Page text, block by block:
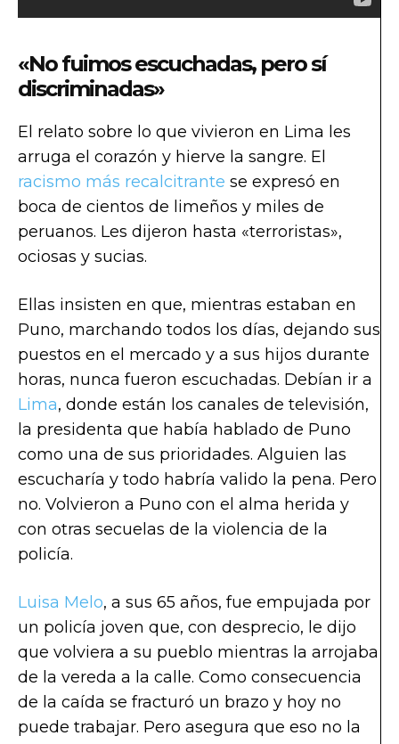
«No fuimos escuchadas, pero sí
discriminadas»
El relato sobre lo que vivieron en Lima les
arruga el corazón y hierve la sangre. El
racismo más recalcitrante se expresó en
boca de cientos de limeños y miles de
peruanos. Les dijeron hasta «terroristas»,
ociosas y sucias.
Ellas insisten en que, mientras estaban en
Puno, marchando todos los días, dejando sus
puestos en el mercado y a sus hijos durante
horas, nunca fueron escuchadas. Debían ir a
Lima, donde están los canales de televisión,
la presidenta que había hablado de Puno
como una de sus prioridades. Alguien las
escucharía y todo habría valido la pena. Pero
no. Volvieron a Puno con el alma herida y
con otras secuelas de la violencia de la
policía.
Luisa Melo, a sus 65 años, fue empujada por
un policía joven que, con desprecio, le dijo
que volviera a su pueblo mientras la arrojaba
de la vereda a la calle. Como consecuencia
de la caída se fracturó un brazo y hoy no
puede trabajar. Pero asegura que eso no la